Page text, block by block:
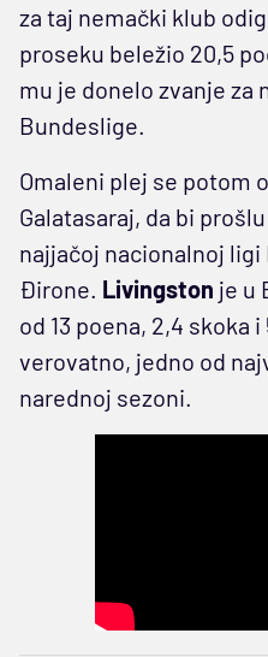
za taj nemački klub
proseku beležio 20,5
mu je donelo zvanje za
Bundeslige.
Omaleni plej se potom
Galatasaraj, da bi
najjačoj nacionalnoj
Đirone. Livingston je u
od 13 poena, 2,4 skoka
verovatno, jedno od
narednoj sezoni.